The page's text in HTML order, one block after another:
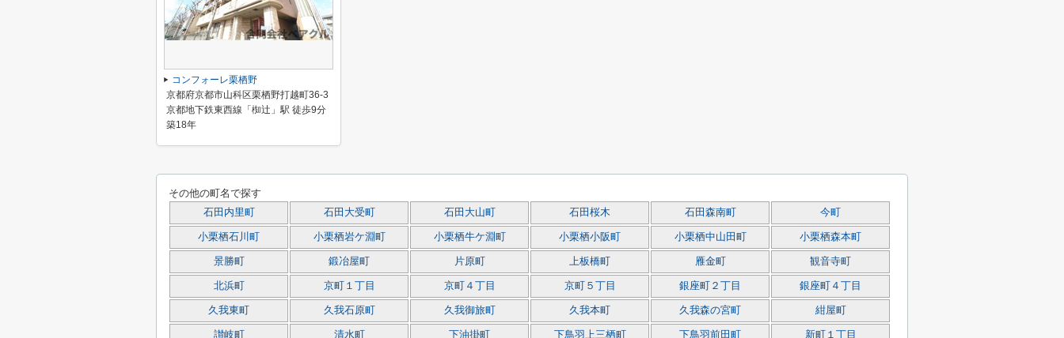
コンフォーレ栗栖野
京都府京都市山科区栗栖野打越町36-3
京都地下鉄東西線「椥辻」駅 徒歩9分
築18年
その他の町名で探す
石田内里町 石田大受町 石田大山町 石田桜木 石田森南町 今町
小栗栖石川町 小栗栖岩ケ淵町 小栗栖牛ケ淵町 小栗栖小阪町 小栗栖中山田町 小栗栖森本町
景勝町 鍛冶屋町 片原町 上板橋町 雁金町 観音寺町
北浜町 京町１丁目 京町４丁目 京町５丁目 銀座町２丁目 銀座町４丁目
久我東町 久我石原町 久我御旅町 久我本町 久我森の宮町 紺屋町
讃岐町 清水町 下油掛町 下鳥羽上三栖町 下鳥羽前田町 新町１丁目